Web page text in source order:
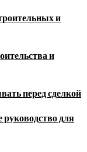
и
и
перед сделкой
для